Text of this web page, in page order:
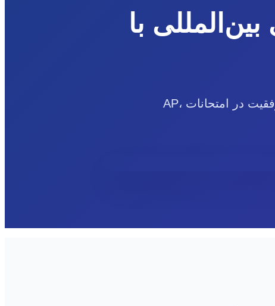
با
پلتفرم آموزشی جامع که دانش‌آموزان دبیرستانی و دانشجویان را برای موفقیت در امتحانات AP،